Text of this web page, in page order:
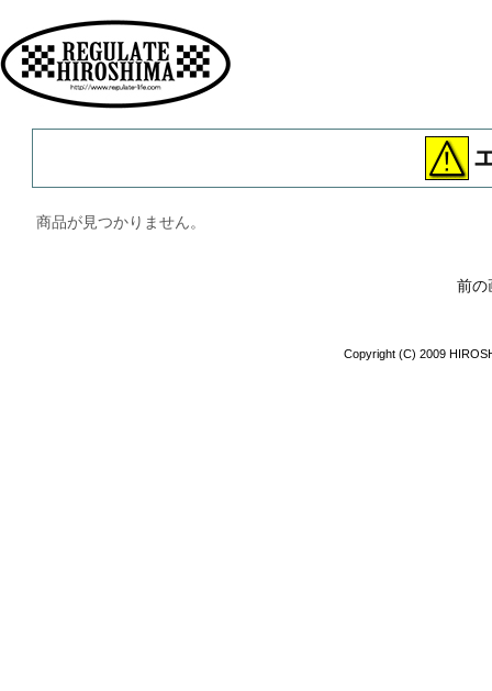
商品が見つかりません。
前の
Copyright (C) 2009